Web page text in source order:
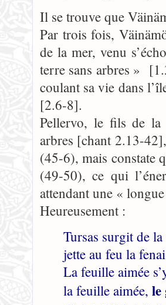
Il se trouve que
Par trois fois,
de la mer, venu
terre sans arbres »
coulant sa vie dans
[2.6-8].
Pellervo, le fils de la
arbres [chant 2.13-
(45-6), mais constate
(49-50), ce qui
attendant une «
Heureusement :
Tursas surgit de
jette au feu la
La feuille aimée
la feuille aimée, le